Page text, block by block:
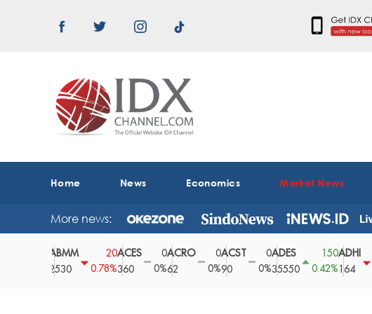
Home News Economics Market News
More news:
20
0.78%
ACES
360
0
0%
ACRO
0
0%
ACST
0
0%
ADES
35550
150
0.42%
ADHI
164
0.61%